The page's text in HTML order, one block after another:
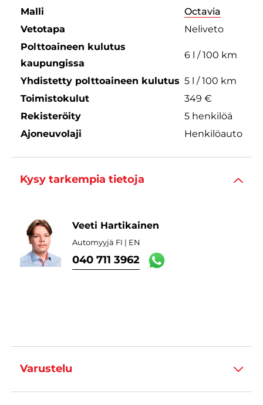
Malli
Octavia
Vetotapa
Neliveto
Polttoaineen kulutus
kaupungissa
6 l / 100 km
Yhdistetty polttoaineen kulutus 5 l / 100 km
Toimistokulut
349 €
Rekisteröity
5 henkilöä
Ajoneuvolaji
Henkilöauto
Kysy tarkempia tietoja
Veeti Hartikainen
Automyyjä FI | EN
040 711 3962
Varustelu